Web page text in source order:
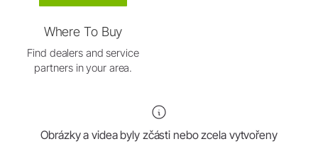
Where To Buy
Find dealers and service
partners in your area.
Obrázky a videa byly zčásti nebo zcela vytvořeny